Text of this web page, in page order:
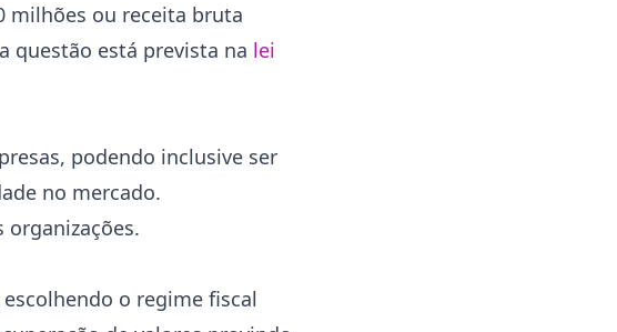
milhões ou receita bruta
questão está prevista na lei
podendo inclusive ser
no mercado.
organizações.
o regime fiscal